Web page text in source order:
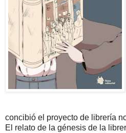
concibió el proyecto de librería
El relato de la génesis de la